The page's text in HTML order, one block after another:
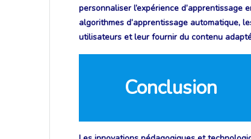
personnaliser l’expérience
algorithmes d’apprentissage automatique,
utilisateurs et leur fournir du contenu
Conclusion